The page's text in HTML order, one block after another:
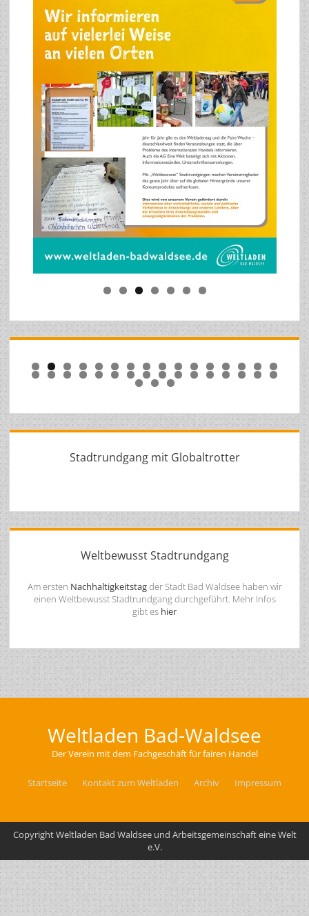
0 1 2 3 4 5 6
7 8 9 0 1 2 3 4 5 6 7 8 9 0 1 2
3 4 5
Stadtrundgang mit Globaltrotter
Weltbewusst Stadtrundgang
Am ersten Nachhaltigkeitstagder Stadt Bad Waldsee haben wir
einen Weltbewusst Stadtrundgang durchgeführt. Mehr Infos
gibt es hier
Weltladen Bad-Waldsee
Der Verein mit dem Fachgeschäft für fairen Handel
Startseite Kontakt zum Weltladen Archiv Impressum
Copyright Weltladen Bad Waldsee und Arbeitsgemeinschaft eine Welt
e.V.